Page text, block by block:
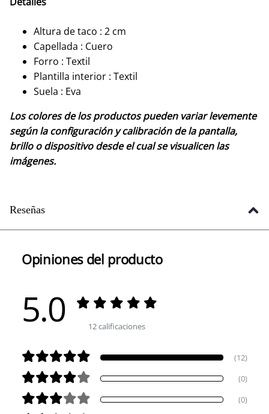
Altura de taco : 2 cm
Capellada : Cuero
Forro : Textil
Plantilla interior : Textil
Suela : Eva
Los colores de los productos pueden variar levemente
según la configuración y calibración de la pantalla,
brillo o dispositivo desde el cual se visualicen las
imágenes.
Reseñas
Opiniones del producto
5.0 12 calificaciones
(12)
(0)
(0)